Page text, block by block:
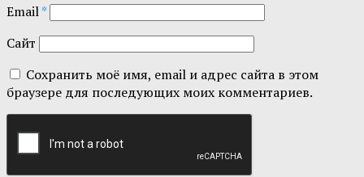
Email*
Сайт
Сохранить моё имя, email и адрес сайта в этом
браузере для последующих моих комментариев.